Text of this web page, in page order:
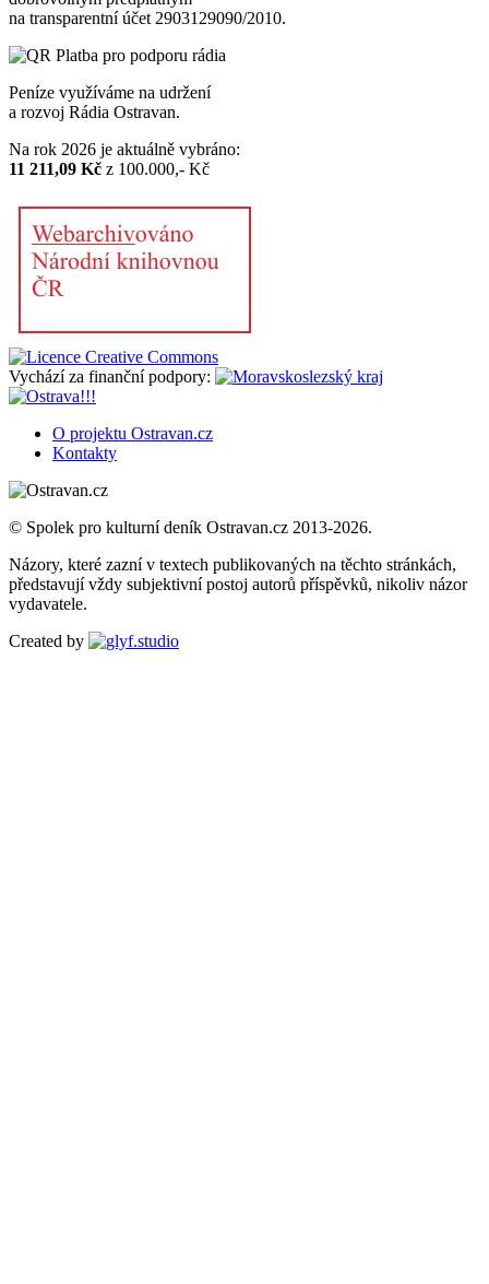
na transparentní účet 2903129090/2010.
Peníze využíváme na udržení
a rozvoj Rádia Ostravan.
Na rok 2026 je aktuálně vybráno:
11 211,09 Kč z 100.000,- Kč
Vychází za finanční podpory:
O projektu Ostravan.cz
Kontakty
© Spolek pro kulturní deník Ostravan.cz 2013-2026.
Názory, které zazní v textech publikovaných na těchto stránkách,
představují vždy subjektivní postoj autorů příspěvků, nikoliv názor
vydavatele.
Created by